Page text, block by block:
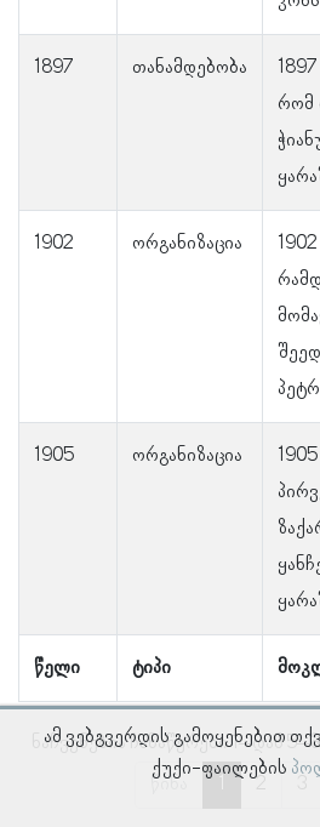
წელი ტიპი
1897 თანამდებობა
რომ
1902 ორგანიზაცია
1905 ორგანიზაცია
ნაჩვენებია ჩანაწერები 1–დან
წინა
ამ ვებგვერდის გამოყენებით
ქუქი-ფაილების